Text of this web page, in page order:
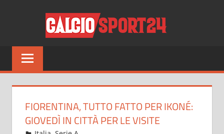
Tutto
sul
del
FIORENTINA, TUTTO FATTO PER IKONÉ:
GIOVEDÌ IN CITTÀ PER LE VISITE